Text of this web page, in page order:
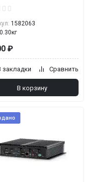
1582063
0.30кг
₽
закладки Сравнить
В корзину